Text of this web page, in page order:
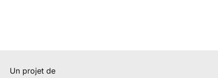
Un projet de